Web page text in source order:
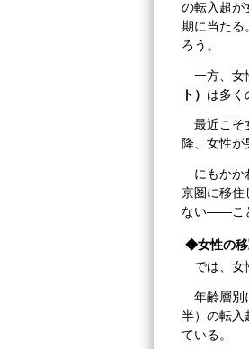
の転入超が
期に当たる
ろう。
一方、女
ト） は多く
最近こそ
降、女性が
にもかか
京圏に移住
ない――こ
◆女性の移
では、女
年齢層別
半）の転入
ている。